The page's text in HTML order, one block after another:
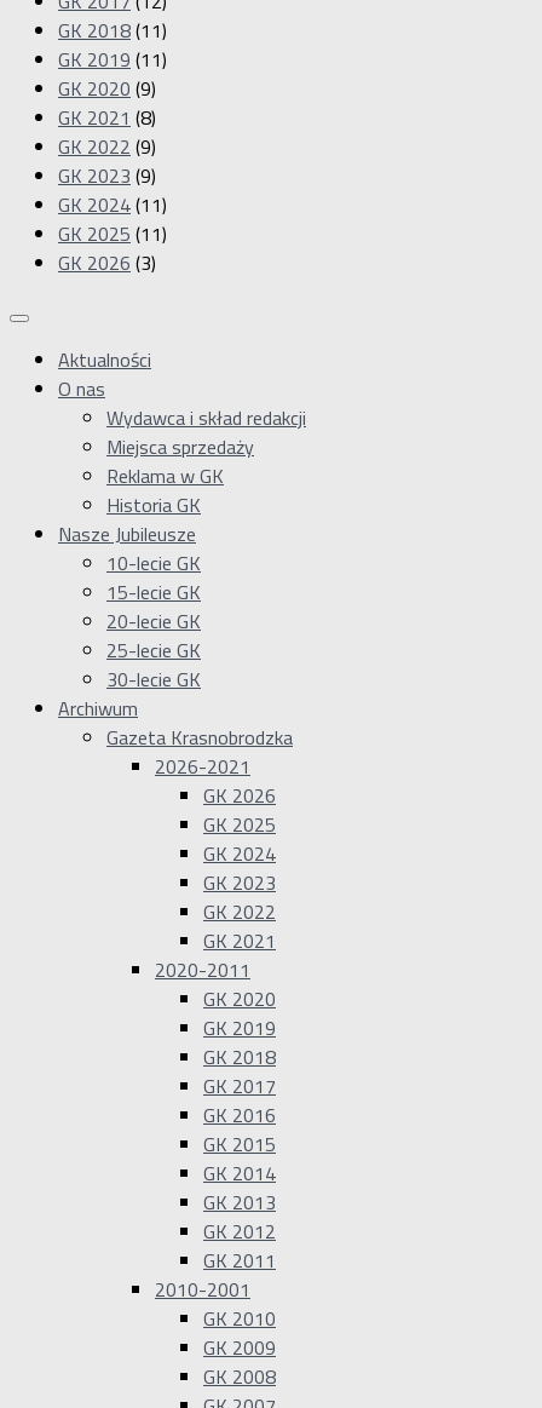
GK 2018(11)
GK 2019 (11)
GK 2020 (9)
GK 2021 (8)
GK 2022 (9)
GK 2023 (9)
GK 2024(11)
GK 2025 (11)
GK 2026 (3)
Aktualności
O nas
Wydawca i skład redakcji
Miejsca sprzedaży
Reklama w GK
Historia GK
Nasze Jubileusze
10-lecie GK
15-lecie GK
20-lecie GK
25-lecie GK
30-lecie GK
Archiwum
Gazeta Krasnobrodzka
2026-2021
GK 2026
GK 2025
GK 2024
GK 2023
GK 2022
GK 2021
2020-2011
GK 2020
GK 2019
GK 2018
GK 2017
GK 2016
GK 2015
GK 2014
GK 2013
GK 2012
GK 2011
2010-2001
GK 2010
GK 2009
GK 2008